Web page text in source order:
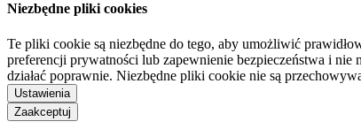
Niezbędne pliki cookies
Te pliki cookie są niezbędne do tego, aby umożliwić
preferencji prywatności lub zapewnienie bezpieczeństwa i
działać poprawnie. Niezbędne pliki cookie nie są
Ustawienia
Zaakceptuj